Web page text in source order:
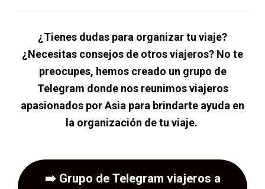
¿Tienes dudas para organizar tu viaje?
¿Necesitas consejos de otros viajeros? No te
preocupes, hemos creado un grupo de
Telegram donde nos reunimos viajeros
apasionados por Asia para brindarte ayuda en
la organización de tu viaje.
➡️ Grupo de Telegram viajeros a